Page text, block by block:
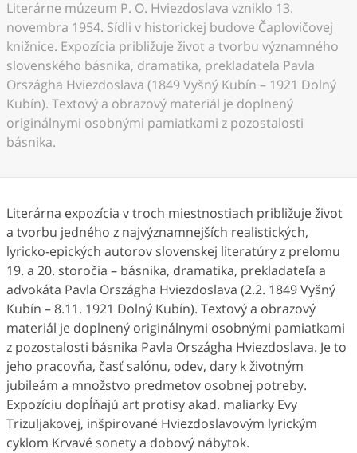
Literárne múzeum P. O. Hviezdoslava vzniklo 13.
novembra 1954. Sídli v historickej budove Čaplovičovej
knižnice. Expozícia približuje život a tvorbu významného
slovenského básnika, dramatika, prekladateľa Pavla
Országha Hviezdoslava (1849 Vyšný Kubín – 1921 Dolný
Kubín). Textový a obrazový materiál je doplnený
originálnymi osobnými pamiatkami z pozostalosti
básnika.
Literárna expozícia v troch miestnostiach približuje život
a tvorbu jedného z najvýznamnejších realistických,
lyricko-epických autorov slovenskej literatúry z prelomu
19. a 20. storočia – básnika, dramatika, prekladateľa a
advokáta Pavla Országha Hviezdoslava (2.2. 1849 Vyšný
Kubín – 8.11. 1921 Dolný Kubín). Textový a obrazový
materiál je doplnený originálnymi osobnými pamiatkami
z pozostalosti básnika Pavla Országha Hviezdoslava. Je to
jeho pracovňa, časť salónu, odev, dary k životným
jubileám a množstvo predmetov osobnej potreby.
Expozíciu dopĺňajú art protisy akad. maliarky Evy
Trizuljakovej, inšpirované Hviezdoslavovým lyrickým
cyklom Krvavé sonety a dobový nábytok.